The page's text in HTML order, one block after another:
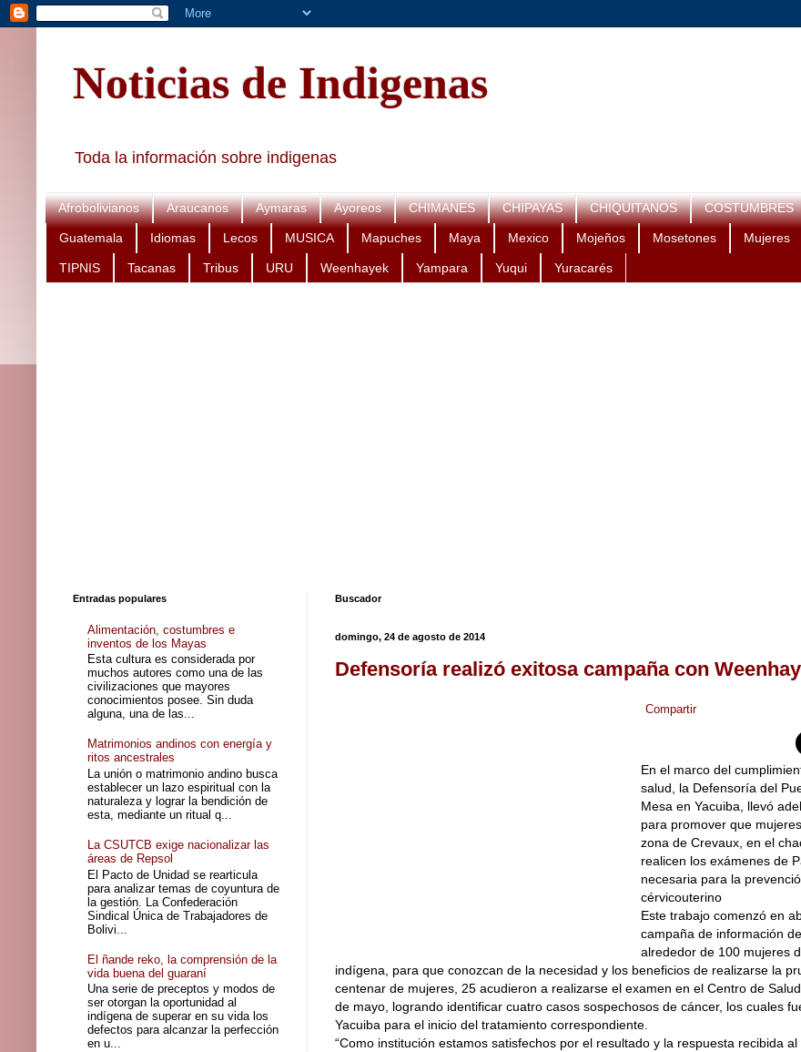
Noticias de Indigenas
Toda la información sobre indigenas
Afrobolivianos Araucanos Aymaras Ayoreos CHIMANES CHIPAYAS CHIQUITANOS COSTUMBRES
Guatemala Idiomas Lecos MUSICA Mapuches Maya Mexico Mojeños Mosetones Mujeres
TIPNIS Tacanas Tribus URU Weenhayek Yampara Yuqui Yuracarés
Buscador
domingo, 24 de agosto de 2014
Defensoría realizó exitosa campaña con
Compartir
En el marco del
salud, la Defensoría del
Mesa en Yacuiba, llevó
para promover que
zona de Crevaux, en el
realicen los exámenes de
necesaria para la
cérvicouterino
Este trabajo comenzó en
campaña de información
alrededor de 100 mujeres
indígena, para que conozcan de la necesidad y los beneficios de realizarse la
centenar de mujeres, 25 acudieron a realizarse el examen en el Centro de
de mayo, logrando identificar cuatro casos sospechosos de cáncer, los cuales
Yacuiba para el inicio del tratamiento correspondiente.
“Como institución estamos satisfechos por el resultado y la respuesta recibida
Entradas populares
Alimentación, costumbres e
inventos de los Mayas
Esta cultura es considerada por
muchos autores como una de las
civilizaciones que mayores
conocimientos posee. Sin duda
alguna, una de las...
Matrimonios andinos con energía y
ritos ancestrales
La unión o matrimonio andino busca
establecer un lazo espiritual con la
naturaleza y lograr la bendición de
esta, mediante un ritual q...
La CSUTCB exige nacionalizar las
áreas de Repsol
El Pacto de Unidad se rearticula
para analizar temas de coyuntura de
la gestión. La Confederación
Sindical Única de Trabajadores de
Bolivi...
El ñande reko, la comprensión de la
vida buena del guaraní
Una serie de preceptos y modos de
ser otorgan la oportunidad al
indígena de superar en su vida los
defectos para alcanzar la perfección
en u...